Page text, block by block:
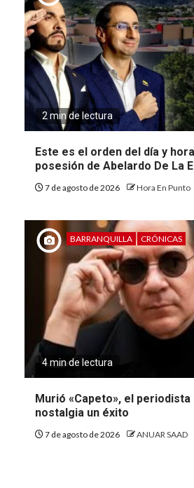
2 min de lectura
Este es el orden del día y
posesión de Abelardo De La
7 de agosto de 2026 Hora En Punto
BARRANQUILLA CRÓNICAS
4 min de lectura
Murió «Capeto», el periodista
nostalgia un éxito
7 de agosto de 2026 ANUAR SAAD